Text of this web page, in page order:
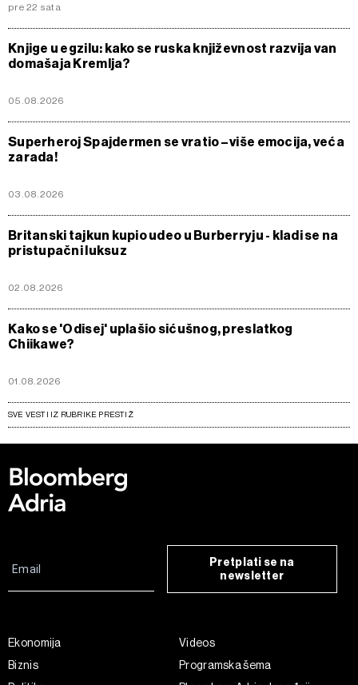
pre 22 sata
Knjige u egzilu: kako se ruska književnost razvija van
domašaja Kremlja?
05.08.2026
Superheroj Spajdermen se vratio – više emocija, veća
zarada!
03.08.2026
Britanski tajkun kupio udeo u Burberryju - kladi se na
pristupačni luksuz
02.08.2026
Kako se 'Odisej' uplašio sićušnog, preslatkog
Chiikawe?
01.08.2026
SVE VESTI IZ RUBRIKE PRESTIŽ
Pretplati se na
newsletter
Ekonomija
Biznis
Videos
Programska šema